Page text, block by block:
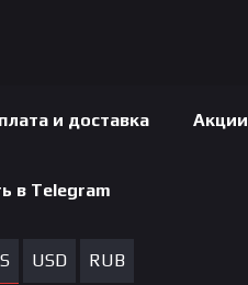
и доставка Акции
в Telegram
USD RUB